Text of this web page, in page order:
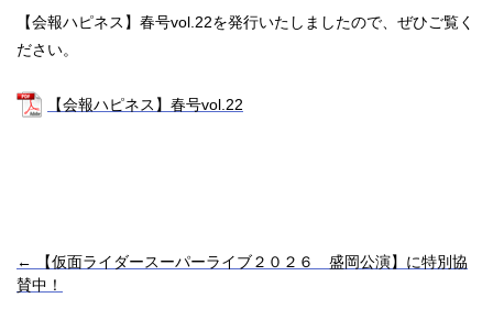
【会報ハピネス】春号vol.22を発行いたしましたので、ぜひご覧く
ださい。
【会報ハピネス】春号vol.22
←
【仮面ライダースーパーライブ２０２６ 盛岡公演】に特別協
賛中！